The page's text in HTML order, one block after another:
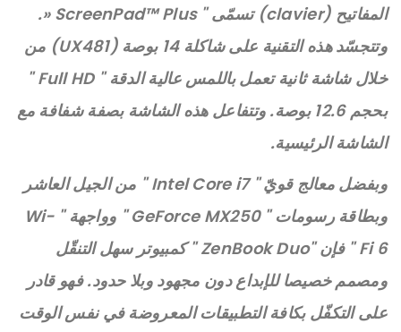
المفاتيح (clavier) تسمّى " ScreenPad™ Plus «.
وتتجسّد هذه التقنية على شاكلة 14 بوصة (UX481) من
خلال شاشة ثانية تعمل باللمس عالية الدقة " Full HD "
بحجم 12.6 بوصة. وتتفاعل هذه الشاشة بصفة شفافة مع
الشاشة الرئيسية.
وبفضل معالج قويّ " Intel Core i7 " من الجيل العاشر
وبطاقة رسومات " GeForce MX250 " وواجهة " Wi-
Fi 6 " فإن "ZenBook Duo " كمبيوتر سهل التنقّل
ومصمم خصيصا للإبداع دون مجهود وبلا حدود. فهو قادر
على التكفّل بكافة التطبيقات المعروضة في نفس الوقت